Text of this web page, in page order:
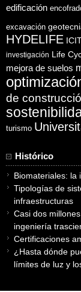
edificación
excavación
HYDELIFE
investigación Life
mejora de suelos
de
turismo
Histórico
Biomateriales: la
Tipologías de
infraestructuras
Casi dos
ingeniería
Certificaciones
¿Hasta dónde
límites de luz y